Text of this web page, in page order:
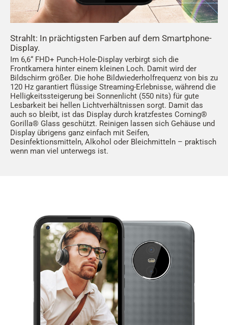
Strahlt: In prächtigsten Farben auf dem Smartphone-
Display.
Im 6,6“ FHD+ Punch-Hole-Display verbirgt sich die
Frontkamera hinter einem kleinen Loch. Damit wird der
Bildschirm größer. Die hohe Bildwiederholfrequenz von bis zu
120 Hz garantiert flüssige Streaming-Erlebnisse, während die
Helligkeitssteigerung bei Sonnenlicht (550 nits) für gute
Lesbarkeit bei hellen Lichtverhältnissen sorgt. Damit das
auch so bleibt, ist das Display durch kratzfestes Corning®
Gorilla® Glass geschützt. Reinigen lassen sich Gehäuse und
Display übrigens ganz einfach mit Seifen,
Desinfektionsmitteln, Alkohol oder Bleichmitteln – praktisch
wenn man viel unterwegs ist.